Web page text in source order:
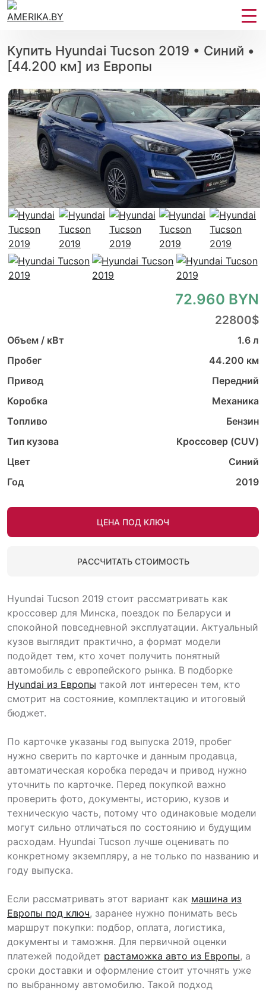
Купить Hyundai Tucson 2019 • Синий •
[44.200 км] из Европы
72.960 BYN
22800$
Объем / кВт
1.6 л
Пробег
44.200 км
Привод
Передний
Коробка
Механика
Топливо
Бензин
Тип кузова
Кроссовер (CUV)
Цвет
Синий
Год
2019
ЦЕНА ПОД КЛЮЧ
РАССЧИТАТЬ СТОИМОСТЬ
Hyundai Tucson 2019 стоит рассматривать как
кроссовер для Минска, поездок по Беларуси и
спокойной повседневной эксплуатации. Актуальный
кузов выглядит практично, а формат модели
подойдет тем, кто хочет получить понятный
автомобиль с европейского рынка. В подборке
Hyundai из Европы такой лот интересен тем, кто
смотрит на состояние, комплектацию и итоговый
бюджет.
По карточке указаны год выпуска 2019, пробег
нужно сверить по карточке и данным продавца,
автоматическая коробка передач и привод нужно
уточнить по карточке. Перед покупкой важно
проверить фото, документы, историю, кузов и
техническую часть, потому что одинаковые модели
могут сильно отличаться по состоянию и будущим
расходам. Hyundai Tucson лучше оценивать по
конкретному экземпляру, а не только по названию и
году выпуска.
Если рассматривать этот вариант как машина из
Европы под ключ, заранее нужно понимать весь
маршрут покупки: подбор, оплата, логистика,
документы и таможня. Для первичной оценки
платежей подойдет растаможка авто из Европы, а
сроки доставки и оформление стоит уточнять уже
по выбранному автомобилю. Такой подход